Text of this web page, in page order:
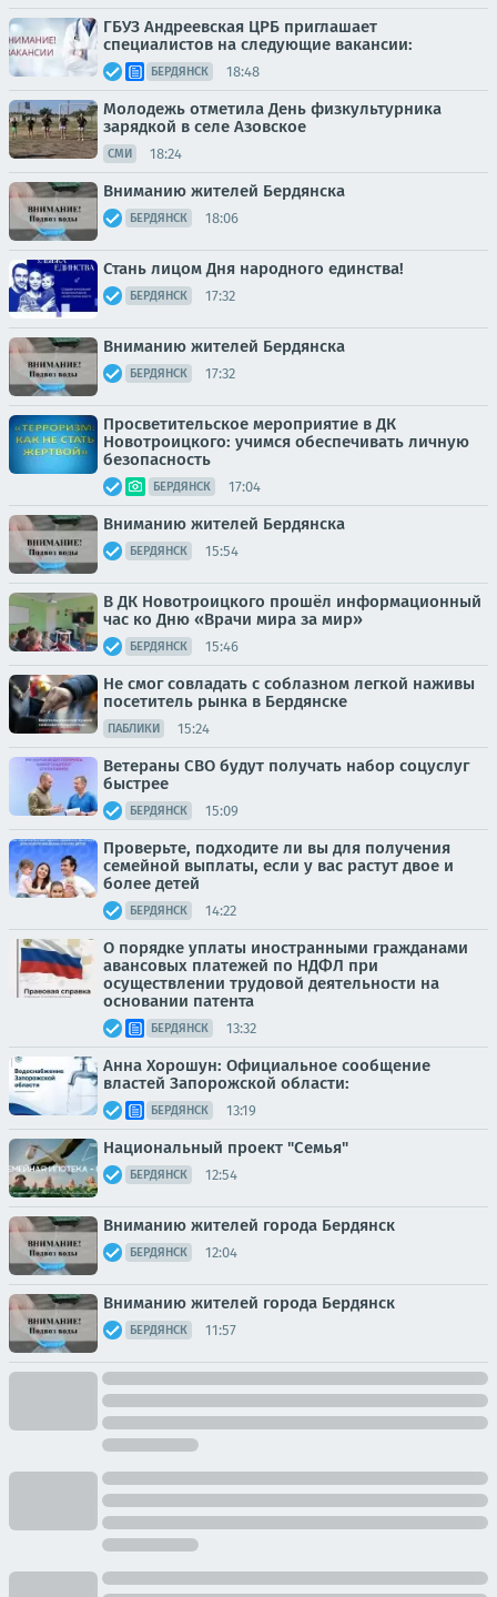
ГБУЗ Андреевская ЦРБ приглашает
специалистов на следующие вакансии:
БЕРДЯНСК 18:48
Молодежь отметила День физкультурника
зарядкой в селе Азовское
СМИ 18:24
Вниманию жителей Бердянска
БЕРДЯНСК 18:06
Стань лицом Дня народного единства!
БЕРДЯНСК 17:32
Вниманию жителей Бердянска
БЕРДЯНСК 17:32
Просветительское мероприятие в ДК
Новотроицкого: учимся обеспечивать личную
безопасность
БЕРДЯНСК 17:04
Вниманию жителей Бердянска
БЕРДЯНСК 15:54
В ДК Новотроицкого прошёл информационный
час ко Дню «Врачи мира за мир»
БЕРДЯНСК 15:46
Не смог совладать с соблазном легкой наживы
посетитель рынка в Бердянске
ПАБЛИКИ 15:24
Ветераны СВО будут получать набор соцуслуг
быстрее
БЕРДЯНСК 15:09
Проверьте, подходите ли вы для получения
семейной выплаты, если у вас растут двое и
более детей
БЕРДЯНСК 14:22
О порядке уплаты иностранными гражданами
авансовых платежей по НДФЛ при
осуществлении трудовой деятельности на
основании патента
БЕРДЯНСК 13:32
Анна Хорошун: Официальное сообщение
властей Запорожской области:
БЕРДЯНСК 13:19
Национальный проект "Семья"
БЕРДЯНСК 12:54
Вниманию жителей города Бердянск
БЕРДЯНСК 12:04
Вниманию жителей города Бердянск
БЕРДЯНСК 11:57